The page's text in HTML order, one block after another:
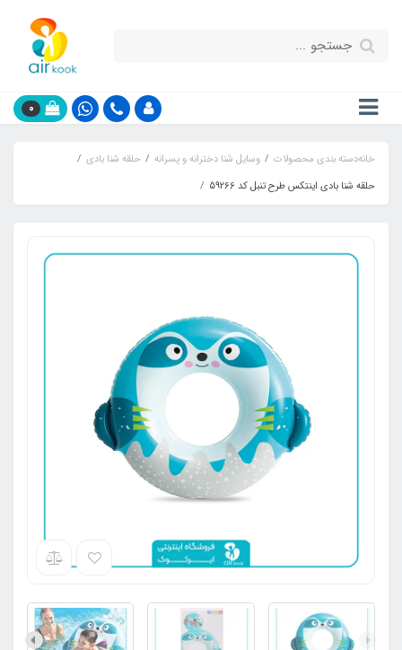
0
خانهدسته بندی محصولات وسایل شنا دخترانه و پسرانه
حلقه شنا بادی
حلقه شنا بادی اینتکس طرح تنبل کد 59266